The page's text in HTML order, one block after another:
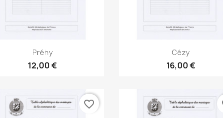
Aperçu rapide
Préhy
12,00 €
Aperçu rapide
Cézy
16,00 €
favorite_border